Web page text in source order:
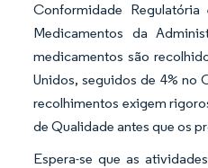
Conformidade
Medicamentos da
medicamentos são
Unidos, seguidos de 4% no
recolhimentos exigem
de Qualidade antes que os
Espera-se que as